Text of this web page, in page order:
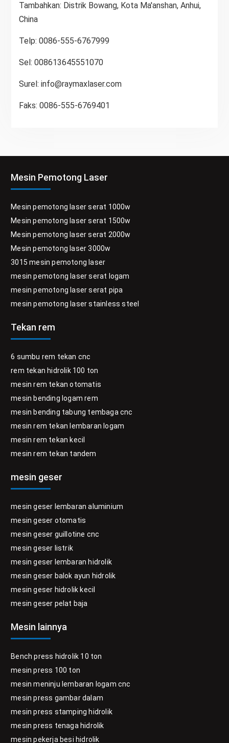
Tambahkan: Distrik Bowang, Kota Ma'anshan, Anhui,
China
Telp: 0086-555-6767999
Sel: 008613645551070
Surel: info@raymaxlaser.com
Faks: 0086-555-6769401
Mesin Pemotong Laser
Mesin pemotong laser serat 1000w
Mesin pemotong laser serat 1500w
Mesin pemotong laser serat 2000w
Mesin pemotong laser 3000w
3015 mesin pemotong laser
mesin pemotong laser serat logam
mesin pemotong laser serat pipa
mesin pemotong laser stainless steel
Tekan rem
6 sumbu rem tekan cnc
rem tekan hidrolik 100 ton
mesin rem tekan otomatis
mesin bending logam rem
mesin bending tabung tembaga cnc
mesin rem tekan lembaran logam
mesin rem tekan kecil
mesin rem tekan tandem
mesin geser
mesin geser lembaran aluminium
mesin geser otomatis
mesin geser guillotine cnc
mesin geser listrik
mesin geser lembaran hidrolik
mesin geser balok ayun hidrolik
mesin geser hidrolik kecil
mesin geser pelat baja
Mesin lainnya
Bench press hidrolik 10 ton
mesin press 100 ton
mesin meninju lembaran logam cnc
mesin press gambar dalam
mesin press stamping hidrolik
mesin press tenaga hidrolik
mesin pekerja besi hidrolik